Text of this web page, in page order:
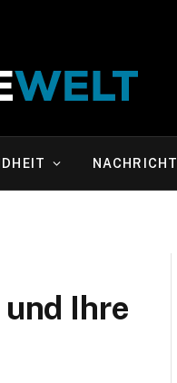
NACHRICHT
Ihre